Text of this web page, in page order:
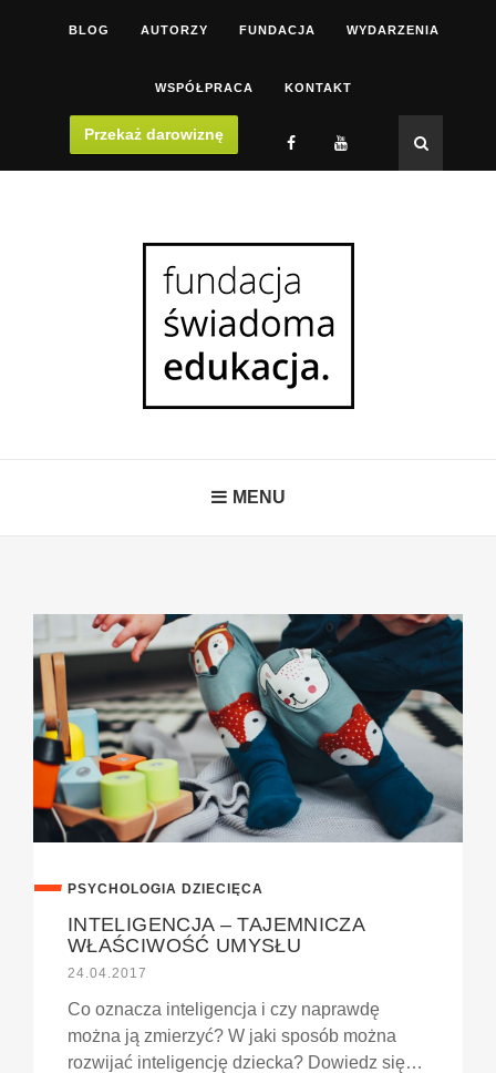
BLOG AUTORZY FUNDACJA WYDARZENIA
WSPÓŁPRACA KONTAKT
Przekaż darowiznę
MENU
PSYCHOLOGIA DZIECIĘCA
INTELIGENCJA – TAJEMNICZA
WŁAŚCIWOŚĆ UMYSŁU
24.04.2017
Co oznacza inteligencja i czy naprawdę
można ją zmierzyć? W jaki sposób można
rozwijać inteligencję dziecka? Dowiedz się…